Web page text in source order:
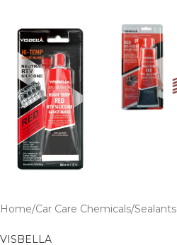
Home/Car Care Chemicals/Sealants
VISBELLA